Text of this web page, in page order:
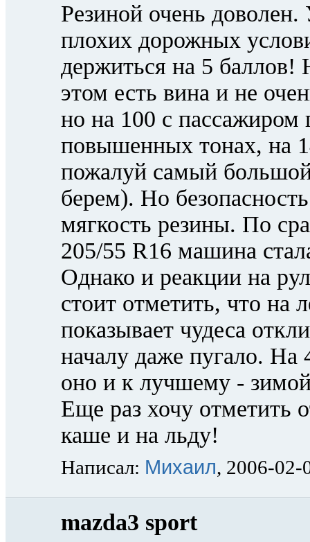
Резиной очень
плохих дорожных
держиться на 5
этом есть вина и не
но на 100 с пассажиром
повышенных тонах, на
пожалуй самый
берем). Но
мягкость резины. По
205/55 R16 машина
Однако и реакции на
стоит отметить, что на
показывает чудеса
началу даже пугало. На
оно и к лучшему -
Еще раз хочу отметить
каше и на льду!
Написал: Михаил, 2006-02-
mazda3 sport